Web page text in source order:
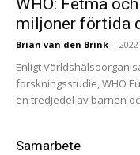
WHO: Fetma
miljoner förtida
Brian van den Brink -
Enligt
forskningsstudie, WHO
en tredjedel av barnen
Samarbete